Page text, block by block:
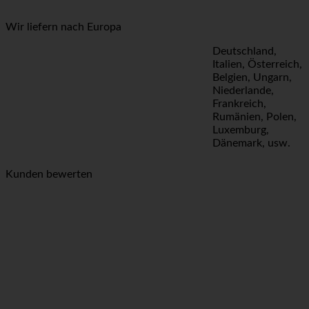
Wir liefern nach Europa
Deutschland,
Italien, Österreich,
Belgien, Ungarn,
Niederlande,
Frankreich,
Rumänien, Polen,
Luxemburg,
Dänemark, usw.
Kunden bewerten